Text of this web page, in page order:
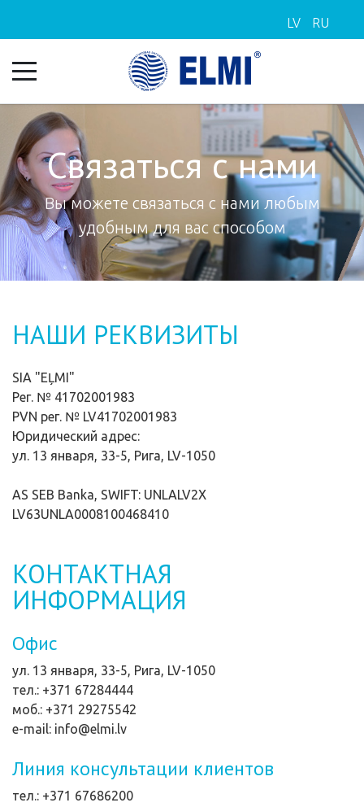
LV RU
Связаться с нами
Вы можете связаться с нами любым
удобным для вас способом
НАШИ РЕКВИЗИТЫ
SIA "EĻMI"
Рег. № 41702001983
PVN рег. № LV41702001983
Юридический адрес:
ул. 13 января, 33-5, Рига, LV-1050
AS SEB Banka, SWIFT: UNLALV2X
LV63UNLA0008100468410
КОНТАКТНАЯ
ИНФОРМАЦИЯ
Офис
ул. 13 января, 33-5, Рига, LV-1050
тел.: +371 67284444
моб.: +371 29275542
e-mail: info@elmi.lv
Линия консультации клиентов
тел.: +371 67686200